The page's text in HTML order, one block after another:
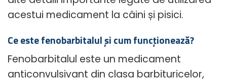
acestui medicament la câini și pisici.
Ce este fenobarbitalul și cum funcționează?
Fenobarbitalul este un medicament
anticonvulsivant din clasa barbituricelor,